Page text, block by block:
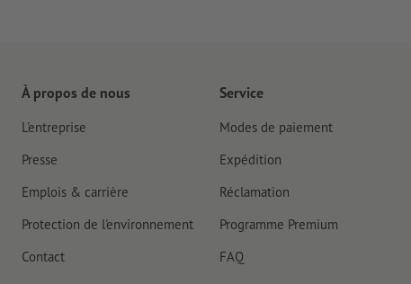
À propos de nous
L'entreprise
Presse
Emplois & carrière
Protection de l'environnement
Contact
Service
Modes de paiement
Expédition
Réclamation
Programme Premium
FAQ